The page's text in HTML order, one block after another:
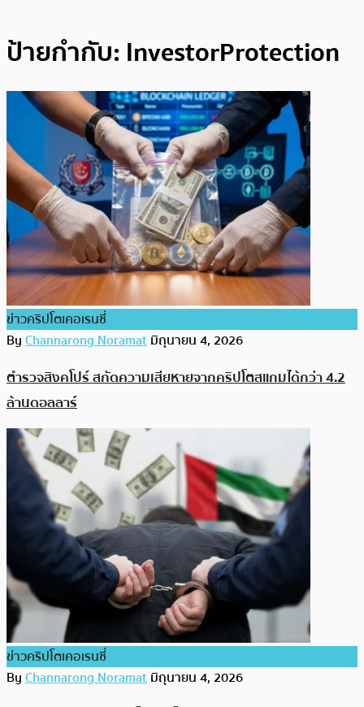
ป้ายกำกับ: InvestorProtection
ข่าวคริปโตเคอเรนซี่
ByChannarong Noramatมิถุนายน 4, 2026
ตำรวจสิงคโปร์ สกัดความเสียหายจากคริปโตสแกมได้กว่า 4.2
ล้านดอลลาร์
ข่าวคริปโตเคอเรนซี่
ByChannarong Noramatมิถุนายน 4, 2026